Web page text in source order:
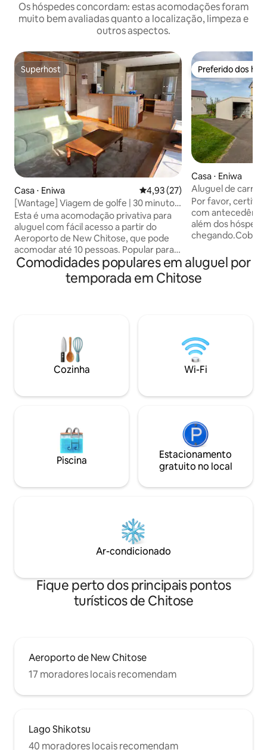
Os hóspedes concordam: estas acomodações foram
muito bem avaliadas quanto a localização, limpeza e
outros aspectos.
Superhost
Superhost
Casa ⋅ Eniwa 4,93 de uma avaliação média
4,93 (27)
[Wantage] Viagem de golfe | 30 minutos
de Shinkitoseki e Sapporo | 10 minutos
de fontes termais | Base para passeios
turísticos em Hokkaido | 10 pessoas | 1
carro
Esta é uma acomodação privativa para
aluguel com fácil acesso a partir do
Aeroporto de New Chitose, que pode
acomodar até 10 pessoas. Popular para
viagens de golfe e para grupos de
familiares e amigos. Quanto maior o
grupo, menor o custo por pessoa, por
menos de 15 minutos de carro da
acomodação ・Circuito interno de
câmeras de Eniwa ・ Curso Zuien CC
Hokkaido ・ Katsura Golf Club O acesso
estacionamento e é conveniente como
base para golfe ou viagens em grupo. ■
Uma base para passeios turísticos em
estação JR O trevo rodoviário também
Otaru ・ Niseko ・Noboribetsu ・ Lago
Toya ・ Asahikawa ・ Furano ■
Funcionalidades do Wantage Ezono As
janelas grandes têm vista para o parque
em um lugar espaçoso com quatro
quartos. ■Acesso ・ Estação JR Eba: 6
minutos de caminhada ・Aeroporto de
local a cerca de 10 minutos de carro. ■-
Instalação · Uma vaga de
estacionamento - O Wi-Fi está
disponível. Estadias a longo prazo são
Preferido dos
Preferido dos
Casa ⋅ Eniwa
Aluguel de carros
a 30 minutos do
45 minutos de
distância da
estacionamento
Por favor,
com
além dos
Aeroporto Shin-
uma hora do
10 minutos a pé
JR First train/
Departure→ New
JR/New Chitose
na Estação→
minutos * É difícil
noite, é ainda
não pode ser
táxis no
então JR tem
táxi. * Se você
manhã cedo ou à
uma carteira de
precisará de uma
internacional
Comodidades populares em aluguel por
temporada em Chitose
Cozinha Wi-Fi
Piscina
Estacionamento
gratuito no local
Ar-condicionado
Fique perto dos principais pontos
turísticos de Chitose
Aeroporto de New Chitose
17 moradores locais recomendam
Lago Shikotsu
40 moradores locais recomendam